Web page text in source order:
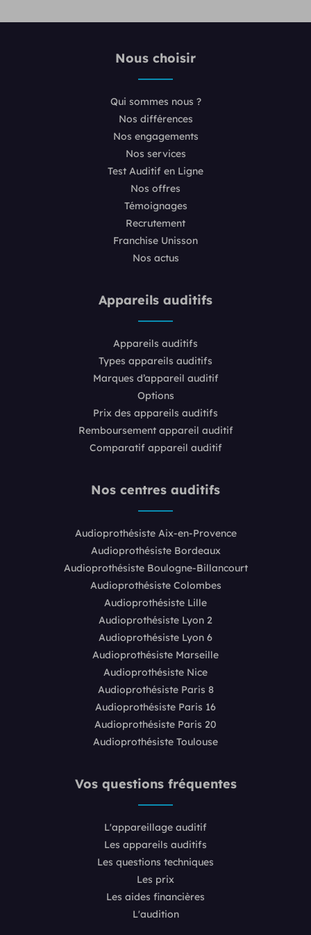
Nous choisir
Qui sommes nous ?
Nos différences
Nos engagements
Nos services
Test Auditif en Ligne
Nos offres
Témoignages
Recrutement
Franchise Unisson
Nos actus
Appareils auditifs
Appareils auditifs
Types appareils auditifs
Marques d’appareil auditif
Options
Prix des appareils auditifs
Remboursement appareil auditif
Comparatif appareil auditif
Nos centres auditifs
Audioprothésiste Aix-en-Provence
Audioprothésiste Bordeaux
Audioprothésiste Boulogne-Billancourt
Audioprothésiste Colombes
Audioprothésiste Lille
Audioprothésiste Lyon 2
Audioprothésiste Lyon 6
Audioprothésiste Marseille
Audioprothésiste Nice
Audioprothésiste Paris 8
Audioprothésiste Paris 16
Audioprothésiste Paris 20
Audioprothésiste Toulouse
Vos questions fréquentes
L'appareillage auditif
Les appareils auditifs
Les questions techniques
Les prix
Les aides financières
L'audition